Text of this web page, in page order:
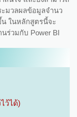
ะมวลผลข้อมูลจำนว
น ในหลักสูตรนี้จะ
ร่วมกับ Power BI
ว้ได้)